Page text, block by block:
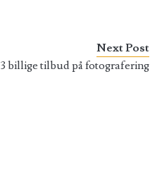
Next Post
3 billige tilbud på fotografering